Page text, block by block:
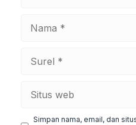
Simpan nama, email, dan